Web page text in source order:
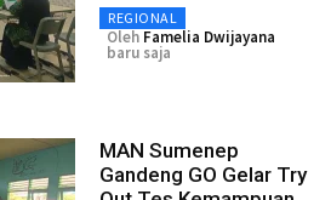
REGIONAL
Oleh Famelia Dwijayana
baru saja
MAN Sumenep
Gandeng GO Gelar Try